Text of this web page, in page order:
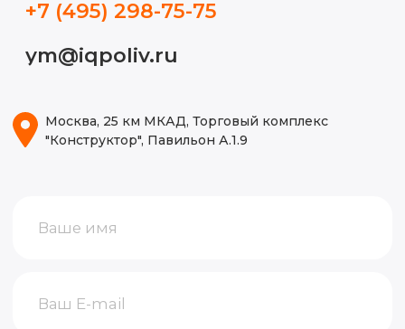
© 2015-2026, Все права защищены
Политика конфиденциальности
ИНН 772471971498
ОГРНИП 316774600130474